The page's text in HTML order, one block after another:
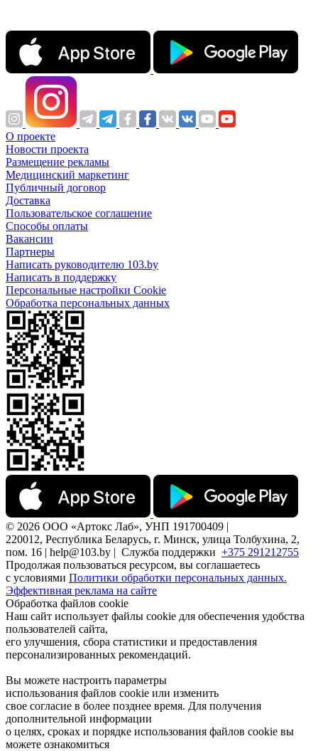
О проекте
Новости проекта
Размещение рекламы
Медицинский маркетинг
Публичный договор
Доставка
Пользовательское соглашение
Способы оплаты
Вакансии
Партнеры
Написать руководителю 103.by
Написать в поддержку
Персональные настройки Cookie
Обработка персональных данных
© 2026 ООО «Артокс Лаб», УНП 191700409 |
220012, Республика Беларусь, г. Минск, улица Толбухина, 2,
пом. 16 | help@103.by | Служба поддержки +375 291212755
Продолжая пользоваться ресурсом, вы соглашаетесь
с условиями Политики обработки персональных данных.
Эффективная реклама на сайте
Обработка файлов cookie
Наш сайт использует файлы cookie для обеспечения удобства
пользователей сайта,
его улучшения, сбора статистики и предоставления
персонализированных рекомендаций.
Вы можете настроить параметры
использования файлов cookie или изменить
свое согласие в более позднее время. Для получения
дополнительной информации
о целях, сроках и порядке использования файлов cookie вы
можете ознакомиться